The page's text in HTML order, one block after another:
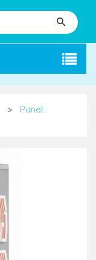
>
Panel